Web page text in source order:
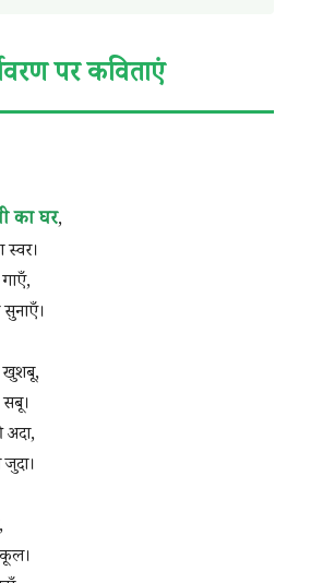
पर कविताएं
का घर,
स्वर।
खुशबू,
अदा,